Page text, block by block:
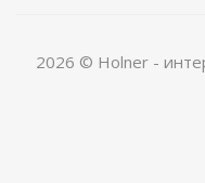
2026 © Holner -